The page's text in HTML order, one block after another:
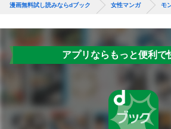
漫画無料試し読みならdブック 女性マンガ モ
アプリならもっと便利で